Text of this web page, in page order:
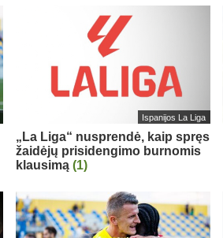
Ispanijos La Liga
„La Liga“ nusprendė, kaip spręs
žaidėjų prisidengimo burnomis
klausimą(1)